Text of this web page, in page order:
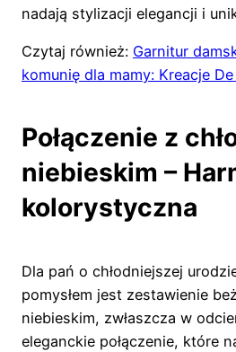
nadają stylizacji elegancji i
Czytaj również: Garnitur
komunię dla mamy: Kreacje
Połączenie z
niebieskim –
kolorystyczna
Dla pań o chłodniejszej
pomysłem jest zestawienie
niebieskim, zwłaszcza w
eleganckie połączenie, które